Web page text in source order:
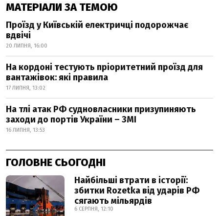
МАТЕРІАЛИ ЗА ТЕМОЮ
Проїзд у Київській електричці подорожчає
вдвічі
20 ЛИПНЯ, 16:00
На кордоні тестують пріоритетний проїзд для
вантажівок: які правила
17 ЛИПНЯ, 13:02
На тлі атак РФ судновласники призупиняють
заходи до портів України – ЗМІ
16 ЛИПНЯ, 13:53
ГОЛОВНЕ СЬОГОДНІ
Найбільші втрати в історії:
збитки Rozetka від ударів РФ
сягають мільярдів
6 СЕРПНЯ, 12:10